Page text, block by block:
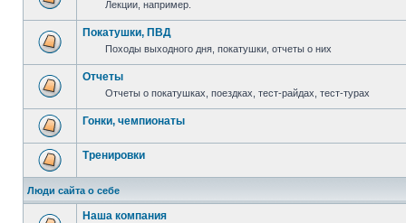
Лекции, например.
Покатушки, ПВД
Походы выходного дня, покатушки, отчеты о них
Отчеты
Отчеты о покатушках, поездках, тест-райдах, тест-турах
Гонки, чемпионаты
Тренировки
Люди сайта о себе
Наша компания